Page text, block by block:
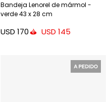
Bandeja Lenorel de mármol -
verde 43 x 28 cm
USD 170 USD 145